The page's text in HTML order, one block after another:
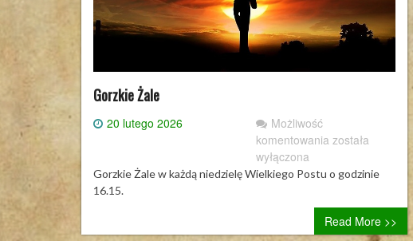
Gorzkie Żale
20 lutego 2026
Możliwość
komentowania Gorzkie
została
wyłączona
Gorzkie Żale w każdą niedzielę Wielkiego Postu o godzinie
16.15.
Read More >>